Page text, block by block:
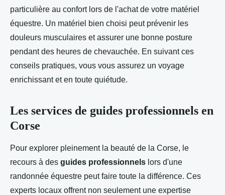
particulière au confort lors de l'achat de votre matériel
équestre. Un matériel bien choisi peut prévenir les
douleurs musculaires et assurer une bonne posture
pendant des heures de chevauchée. En suivant ces
conseils pratiques, vous vous assurez un voyage
enrichissant et en toute quiétude.
Les services de guides professionnels en
Corse
Pour explorer pleinement la beauté de la Corse, le
recours à des guides professionnels lors d'une
randonnée équestre peut faire toute la différence. Ces
experts locaux offrent non seulement une expertise